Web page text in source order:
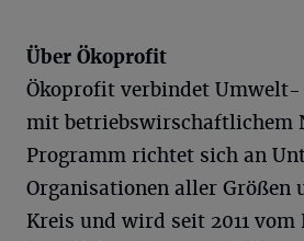
Über Ökoprofit
Ökoprofit verbindet
mit betriebswirschaftlichem
Programm richtet sich an
Organisationen aller Größen
Kreis und wird seit 2011